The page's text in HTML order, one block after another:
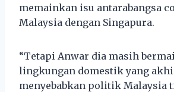
memainkan isu antarabangsa
Malaysia dengan Singapura.
“Tetapi Anwar dia masih
lingkungan domestik yang
menyebabkan politik Malaysia